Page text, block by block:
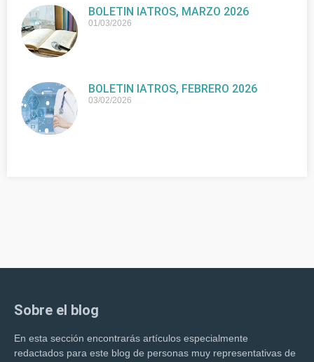
BOLETIN IATROS, MARZO 2026
01/03/2026
BOLETIN IATROS, FEBRERO 2026
03/02/2026
Sobre el blog
En esta sección encontrarás artículos especialmente
redactados para este blog de personas muy representativas de